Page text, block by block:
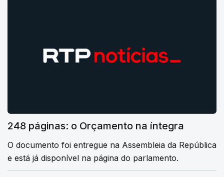
248 páginas: o Orçamento na íntegra
O documento foi entregue na Assembleia da República
e está já disponível na página do parlamento.